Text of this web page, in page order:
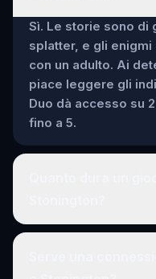
Sì. Le storie sono di
splatter, e gli enigmi
con un adulto. Ai
piace leggere gli
Duo dà accesso su
fino a 5.